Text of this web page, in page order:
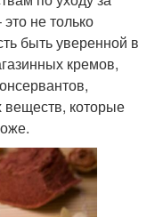
не только
быть уверенной в
кремов,
веществ, которые